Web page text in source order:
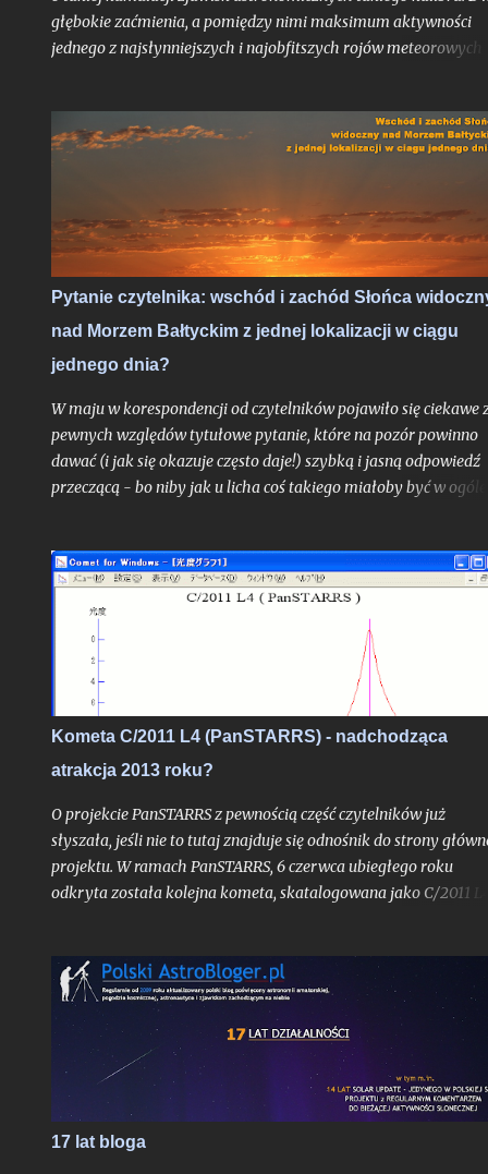
głębokie zaćmienia, a pomiędzy nimi maksimum aktywności
jednego z najsłynniejszych i najobfitszych rojów meteorowych
trudne do przebicia otwarcie nowego sezonu z nocami
astronomicznymi. Do pełni szczęścia brakowałby chyba tylko
dwóch lat - nawet takie scenariusze bywają realne. Po
zachęcie do obserwacji sierpniowych zaćmień zapraszam na
wskazówek odnośnie najbardziej lubianego przez amatorów
wakacyjnego roju meteorów, których tylko w jedną noc
ujrzeć więcej, niż większość ludzi zobaczy przez całe życie.
Oczywiście jak zawsze pod głównym warunkiem: jeśli
zachmurzenie zrobi sobie od nas wakacje...
Pytanie czytelnika: wschód i zachód Słońca
nad Morzem Bałtyckim z jednej lokalizacji w ciągu
jednego dnia?
W maju w korespondencji od czytelników pojawiło się ciekawe
pewnych względów tytułowe pytanie, które na pozór powinno
dawać (i jak się okazuje często daje!) szybką i jasną odpowiedź
przeczącą - bo niby jak u licha coś takiego miałoby być w ogóle
postanowiłem opisać teraz jeszcze szerzej w ramach całego
na blogu, albowiem stanowi ono bardzo interesujące zadanie
obserwacyjne, do wykonania którego chciałbym dziś zachęcić
zwłaszcza tych z Was, którzy mieszkają nad Morzem
Kometa C/2011 L4 (PanSTARRS) - nadchodząca
atrakcja 2013 roku?
O projekcie PanSTARRS z pewnością część czytelników już
słyszała, jeśli nie to tutaj znajduje się odnośnik do strony
projektu. W ramach PanSTARRS, 6 czerwca ubiegłego roku
odkryta została kolejna kometa, skatalogowana jako C/2011
zbyt wcześnie. - (Uwaga: w końcowej części tekstu nowe
aktualizacje prognoz ze stycznia 2013 roku). Kliknij jeśli chcesz
razu przejść do uaktualnienia . - Kliknij w ten link, jeśli chcesz
przejść do aktualizacji z 05.05.2013 r.
17 lat bloga